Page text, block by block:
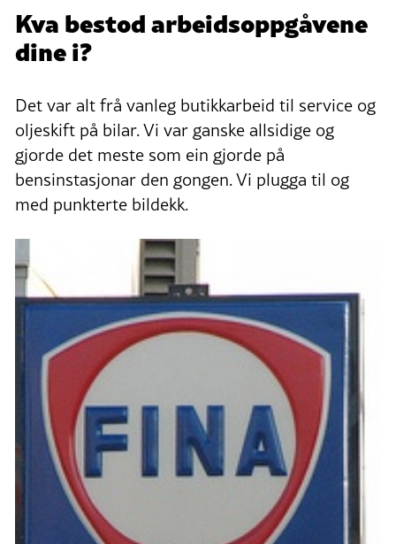
Kva bestod arbeidsoppgåvene
dine i?
Det var alt frå vanleg butikkarbeid til service og
oljeskift på bilar. Vi var ganske allsidige og
gjorde det meste som ein gjorde på
bensinstasjonar den gongen. Vi plugga til og
med punkterte bildekk.